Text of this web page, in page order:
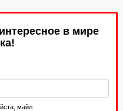
в мире
майл